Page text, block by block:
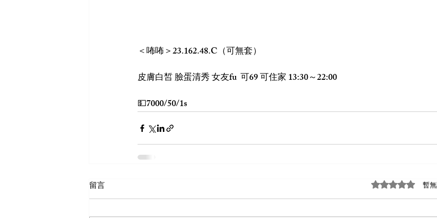
＜咘咘＞23.162.48.C（可無套）
皮膚白皙 臉蛋清秀 女友fu  可69 可住家 13:30～22:00
💵7000/50/1s
留言 評等為 0（最高暫